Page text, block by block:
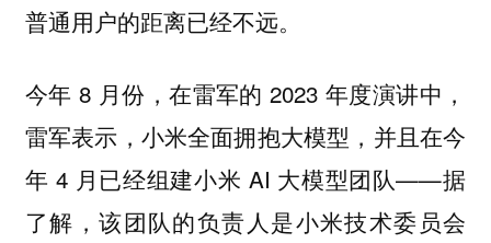
普通用户的距离已经不远。
今年 8 月份，在雷军的 2023 年度演讲中，
雷军表示，小米全面拥抱大模型，并且在今
年 4 月已经组建小米 AI 大模型团队——据
了解，该团队的负责人是小米技术委员会